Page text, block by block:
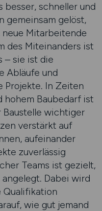
besser, schneller und
gemeinsam gelöst,
Mitarbeitende
des Miteinanders ist
– sie ist die
Abläufe und
In Zeiten
hohem Baubedarf ist
Baustelle wichtiger
verstärkt auf
aufeinander
zuverlässig
Teams ist gezielt,
Dabei wird
wie gut jemand